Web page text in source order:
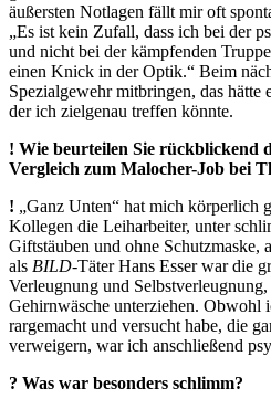
äußersten Notlagen fällt mir oft
„Es ist kein Zufall, dass ich bei der
und nicht bei der kämpfenden
einen Knick in der Optik.“ Beim
Spezialgewehr mitbringen, das
der ich zielgenau treffen könnte.
! Wie beurteilen Sie rückblickend
Vergleich zum Malocher-Job bei
! „Ganz Unten“ hat mich körperlich
Kollegen die Leiharbeiter, unter
Giftstäuben und ohne Schutzmaske,
als BILD-Täter Hans Esser war die
Verleugnung und
Gehirnwäsche unterziehen. Obwohl
rargemacht und versucht habe, die
verweigern, war ich anschließend
? Was war besonders schlimm?